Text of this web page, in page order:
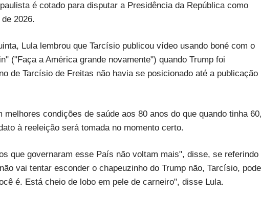
é cotado para disputar a Presidência da República como
2026.
Lula lembrou que Tarcísio publicou vídeo usando boné com o
("Faça a América grande novamente") quando Trump foi
de Tarcísio de Freitas não havia se posicionado até a publicação
condições de saúde aos 80 anos do que quando tinha
à reeleição será tomada no momento certo.
que governaram esse País não voltam mais", disse, se referindo
vai tentar esconder o chapeuzinho do Trump não, Tarcísio, pode
é. Está cheio de lobo em pele de carneiro", disse Lula.